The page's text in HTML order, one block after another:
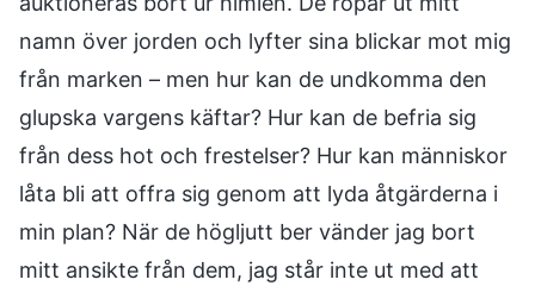
namn över jorden och lyfter sina blickar mot mig
från marken – men hur kan de undkomma den
glupska vargens käftar? Hur kan de befria sig
från dess hot och frestelser? Hur kan människor
låta bli att offra sig genom att lyda åtgärderna i
min plan? När de högljutt ber vänder jag bort
mitt ansikte från dem, jag står inte ut med att